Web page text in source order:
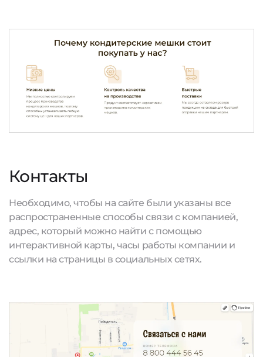
Контакты
Необходимо, чтобы на сайте были указаны все
распространенные способы связи с компанией,
адрес, который можно найти с помощью
интерактивной карты, часы работы компании и
ссылки на страницы в социальных сетях.